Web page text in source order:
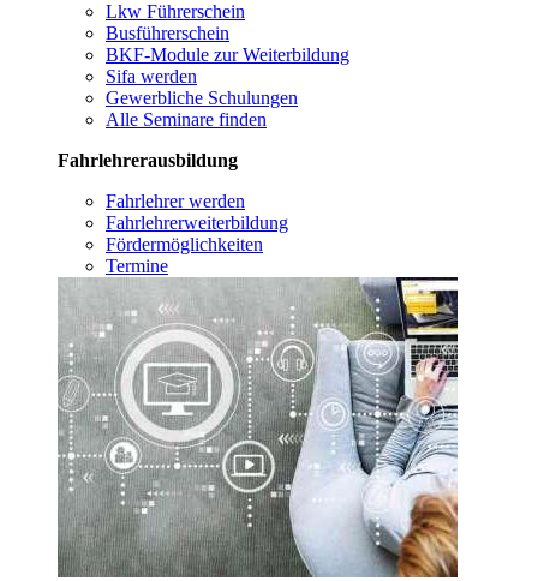
Lkw Führerschein
Busführerschein
BKF-Module zur Weiterbildung
Sifa werden
Gewerbliche Schulungen
Alle Seminare finden
Fahrlehrerausbildung
Fahrlehrer werden
Fahrlehrerweiterbildung
Fördermöglichkeiten
Termine